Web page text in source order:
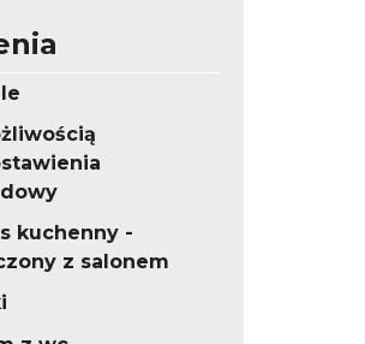
kuchenny -
z salonem